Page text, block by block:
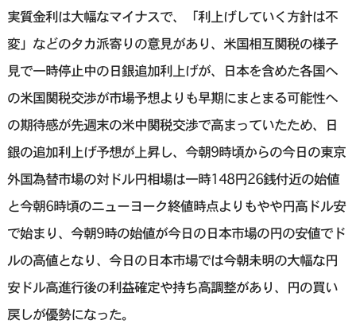
実質金利は大幅なマイナスで、「利上げしていく方針は不
変」などのタカ派寄りの意見があり、米国相互関税の様子
見で一時停止中の日銀追加利上げが、日本を含めた各国へ
の米国関税交渉が市場予想よりも早期にまとまる可能性へ
の期待感が先週末の米中関税交渉で高まっていたため、日
銀の追加利上げ予想が上昇し、今朝9時頃からの今日の東京
外国為替市場の対ドル円相場は一時148円26銭付近の始値
と今朝6時頃のニューヨーク終値時点よりもやや円高ドル安
で始まり、今朝9時の始値が今日の日本市場の円の安値でド
ルの高値となり、今日の日本市場では今朝未明の大幅な円
安ドル高進行後の利益確定や持ち高調整があり、円の買い
戻しが優勢になった。